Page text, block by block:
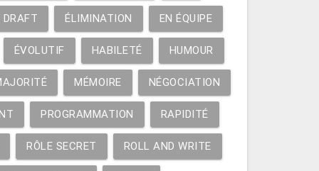
DRAFT ÉLIMINATION EN ÉQUIPE
ÉVOLUTIF HABILETÉ HUMOUR
MÉMOIRE NÉGOCIATION
PROGRAMMATION RAPIDITÉ
RÔLE SECRET ROLL AND WRITE